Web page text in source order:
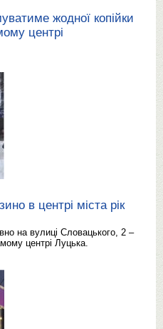
жодної копійки
центрі
в центрі міста рік
на вулиці Словацького, 2 –
центрі Луцька.